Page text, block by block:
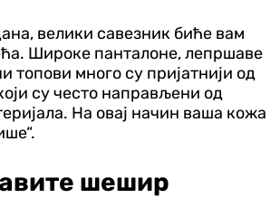
велики савезник биће вам
Широке панталоне, лепршаве
топови много су пријатнији од
су често направљени од
На овај начин ваша кожа
шешир